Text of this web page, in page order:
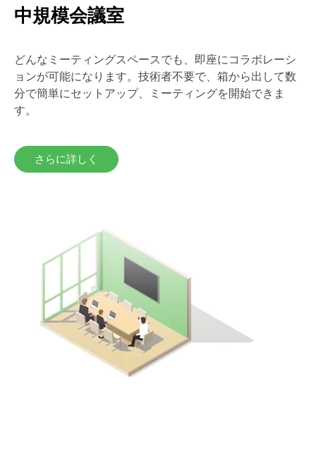
中規模会議室
どんなミーティングスペースでも、即座にコラボレーシ
ョンが可能になります。技術者不要で、箱から出して数
分で簡単にセットアップ、ミーティングを開始できま
す。
さらに詳しく